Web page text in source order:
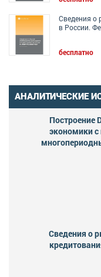
Сведения о
в России.
бесплатно
АНАЛИТИЧЕСКИЕ
Построение
экономики
Сведения о